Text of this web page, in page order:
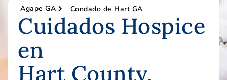
Agape GA Condado de Hart GA
Cuidados Hospice
en
Hart County,